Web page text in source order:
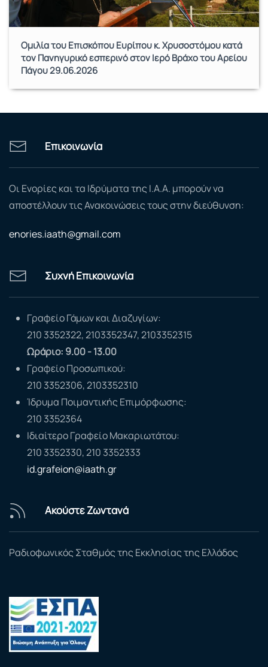
Ομιλία του Επισκόπου Ευρίπου κ. Χρυσοστόμου κατά
τον Πανηγυρικό εσπερινό στον Ιερό Βράχο του Αρείου
Πάγου 29.06.2026
Επικοινωνία
Οι Ενορίες και τα Ιδρύματα της Ι.Α.Α. μπορούν να
αποστέλλουν τις Ανακοινώσεις τους στην διεύθυνση:
enories.iaath@gmail.com
Συχνή Επικοινωνία
Γραφείο Γάμων και Διαζυγίων:
210 3352322, 2103352347, 2103352315
Ωράριο: 9.00 - 13.00
Γραφείο Προσωπικού:
210 3352306, 2103352310
Ίδρυμα Ποιμαντικής Επιμόρφωσης:
210 3352364
Ιδιαίτερο Γραφείο Μακαριωτάτου:
210 3352330, 210 3352333
id.grafeion@iaath.gr
Ακούστε Ζωντανά
Ραδιοφωνικός Σταθμός της Εκκλησίας της Ελλάδος